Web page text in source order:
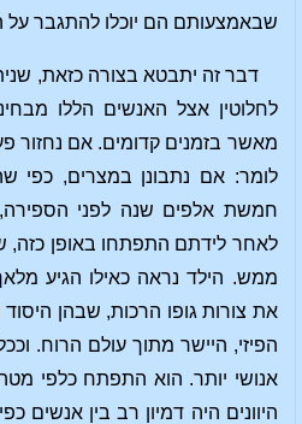
שבאמצעותם הם יוכלו להתגבר על
דבר זה יתבטא בצורה כזאת,
לחלוטין אצל האנשים הללו
מאשר בזמנים קדומים. אם נחזור
לומר: אם נתבונן במצרים, כפי
חמשת אלפים שנה לפני הספירה,
לאחר לידתם התפתחו באופן כזה,
ממש. הילד נראה כאילו הגיע
את צורות גופו הרכות, שבהן
הפיזי, היישר מתוך עולם הרוח.
אנושי יותר. הוא התפתח כלפי
היוונים היה דמיון רב בין אנשים